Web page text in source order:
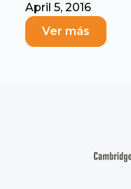
April 5, 2016
Ver más